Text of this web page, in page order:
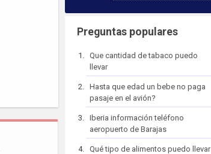
Preguntas populares
Que cantidad de tabaco puedo
llevar
Hasta que edad un bebe no paga
pasaje en el avión?
Iberia información teléfono
aeropuerto de Barajas
Qué tipo de alimentos puedo llevar